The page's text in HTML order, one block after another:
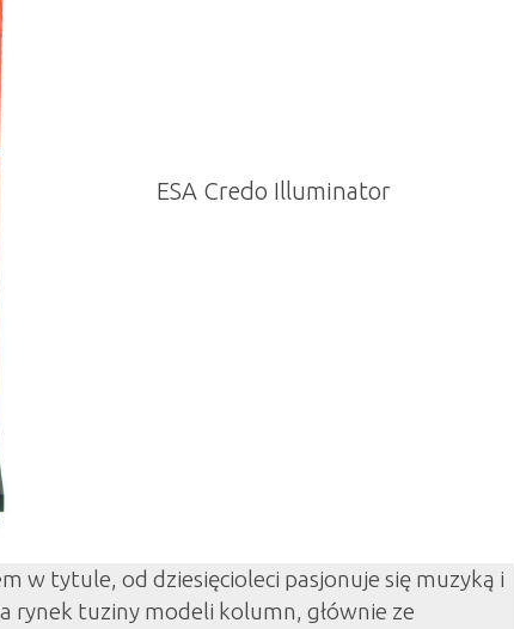
ESA Credo Illuminator
w tytule, od dziesięcioleci pasjonuje się muzyką i
rynek tuziny modeli kolumn, głównie ze